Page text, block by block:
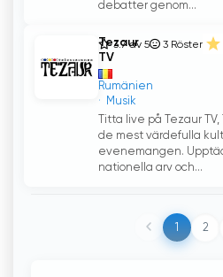
debatter genom...
Tezaur
TV
Rumänien
Musik
3.7 av 5 3 Röster
Titta live på Tezaur
de mest värdefulla
evenemangen.
nationella arv och...
1 2